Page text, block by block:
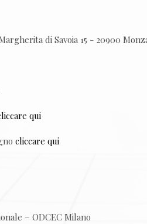
di Savoia 15 - 20900
qui
cliccare qui
– ODCEC Milano